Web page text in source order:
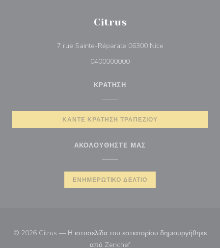
Citrus
7 rue Sainte-Réparate 06300 Nice((ανοίγει σε νέο
0400000000
ΚΡΆΤΗΣΗ
ΚΆΝΤΕ ΚΡΆΤΗΣΗ ΤΡΑΠΕΖΙΟΎ
ΑΚΟΛΟΥΘΉΣΤΕ ΜΑΣ
ΕΝΗΜΕΡΩΤΙΚΌ ΔΕΛΤΊΟ
© 2026 Citrus — Η ιστοσελίδα του εστιατορίου δημιουργήθηκε
από Zenchef((ανοίγει σε νέο παράθυρο))